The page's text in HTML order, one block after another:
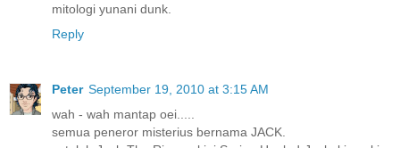
mitologi yunani dunk.
Reply
Peter September 19, 2010 at 3:15 AM
wah - wah mantap oei.....
semua peneror misterius bernama JACK.